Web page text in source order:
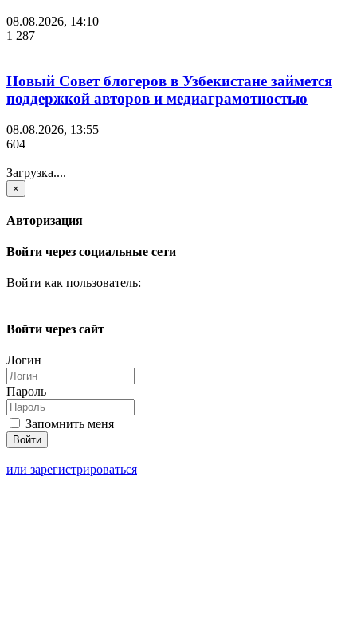
08.08.2026, 14:10
1 287
Новый Совет блогеров в Узбекистане займется
поддержкой авторов и медиаграмотностью
08.08.2026, 13:55
604
Загрузка....
×
Авторизация
Войти через социальные сети
Войти как пользователь:
Войти через сайт
Логин
Пароль
Запомнить меня
или зарегистрироваться